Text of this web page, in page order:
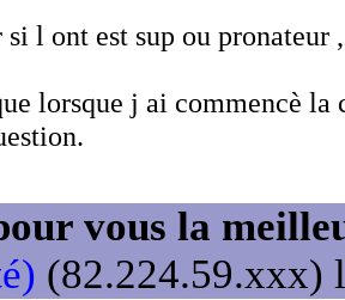
l ont est sup ou pronateur
lorsque j ai commencè la
vous la
(82.224.59.xxx)